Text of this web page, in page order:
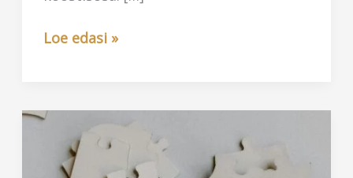
Kuidas
seest?
2.osa
Loe edasi »